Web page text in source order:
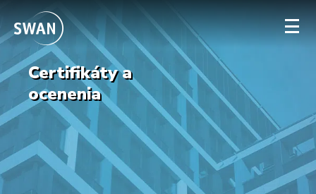
Firmy
Verejná správa
Certifikáty a
ocenenia